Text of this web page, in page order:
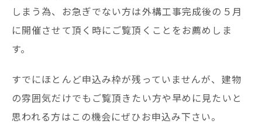
しまう為、お急ぎでない方は外構工事完成後の５月
に開催させて頂く時にご覧頂くことをお薦めしま
す。
すでにほとんど申込み枠が残っていませんが、建物
の雰囲気だけでもご覧頂きたい方や早めに見たいと
思われる方はこの機会にぜひお申込み下さい。